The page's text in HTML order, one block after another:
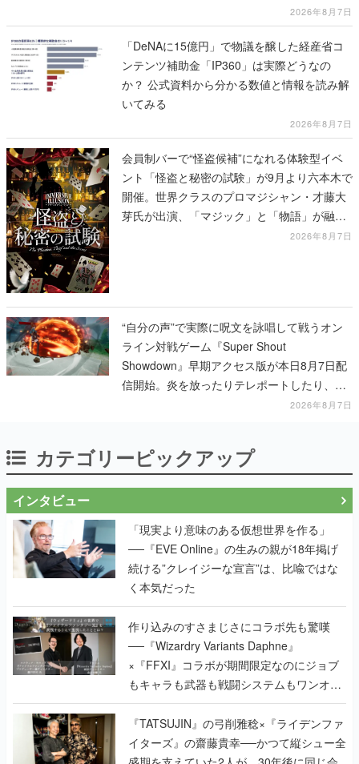
2026年8月7日
「DeNAに15億円」で物議を醸した経産省コ
ンテンツ補助金「IP360」は実際どうなの
か？ 公式資料から分かる数値と情報を読み解
いてみる
2026年8月7日
会員制バーで“怪盗候補”になれる体験型イベ
ント「怪盗と秘密の試験」が9月より六本木で
開催。世界クラスのプロマジシャン・才藤大
芽氏が出演、「マジック」と「物語」が融合
2026年8月7日
“自分の声”で実際に呪文を詠唱して戦うオン
ライン対戦ゲーム『Super Shout
Showdown』早期アクセス版が本日8月7日配
信開始。炎を放ったりテレポートしたり、登
2026年8月7日
カテゴリーピックアップ
インタビュー
「現実より意味のある仮想世界を作る」
──『EVE Online』の生みの親が18年掲げ
続ける”クレイジーな宣言”は、比喩ではな
く本気だった
作り込みのすさまじさにコラボ先も驚嘆
──『Wizardry Variants Daphne』
×『FFXI』コラボが期間限定なのにジョブ
もキャラも武器も戦闘システムもワンオフ
で作り込まれた理由を両ディレクターに聞
く
『TATSUJIN』の弓削雅稔×『ライデンファ
イターズ』の齋藤貴幸──かつて縦シュー全